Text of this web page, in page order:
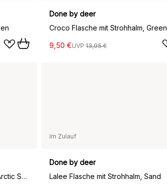
Done by deer
Croco Flasche mit Strohhalm, Green
9,50 €UVP 13,95 €
Clemence Wasserflasche 35 cl, Arctic Sea-Ocean view
Im Zulauf
Done by deer
Lalee Flasche mit Strohhalm, Sand